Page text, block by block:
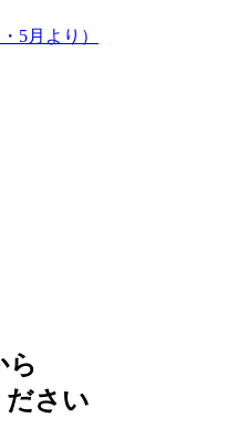
5月より）
ら
ださい